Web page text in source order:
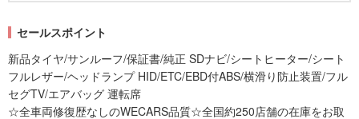
セールスポイント
新品タイヤ/サンルーフ/保証書/純正 SDナビ/シートヒーター/シート
フルレザー/ヘッドランプ HID/ETC/EBD付ABS/横滑り防止装置/フル
セグTV/エアバッグ 運転席
☆全車両修復歴なしのWECARS品質☆全国約250店舗の在庫をお取